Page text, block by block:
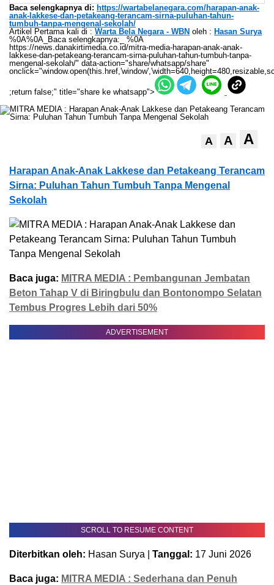
Baca selengkapnya di: https://wartabelanegara.com/harapan-anak-
anak-lakkese-dan-petakeang-terancam-sirna-puluhan-tahun-
tumbuh-tanpa-mengenal-sekolah/
Artikel Pertama kali di : Warta Bela Negara - WBN oleh : Hasan Surya
%0A%0A_Baca selengkapnya:_ %0A
https://news.danakirtimedia.co.id/mitra-media-harapan-anak-anak-
lakkese-dan-petakeang-terancam-sirna-puluhan-tahun-tumbuh-tanpa-
mengenal-sekolah/" data-action="share/whatsapp/share"
;return false;" title="share ke whatsapp">
A A A
Harapan Anak-Anak Lakkese dan Petakeang Terancam
Sirna: Puluhan Tahun Tumbuh Tanpa Mengenal
Sekolah
Baca juga: MITRA MEDIA : Pembangunan Jembatan
Beton Tahap V di Biringbulu dan Bontonompo Selatan
Tembus Progres Lebih dari 50%
ADVERTISEMENT
SCROLL TO RESUME CONTENT
Diterbitkan oleh: Hasan Surya | Tanggal: 17 Juni 2026
Baca juga: MITRA MEDIA : Sederhana dan Penuh